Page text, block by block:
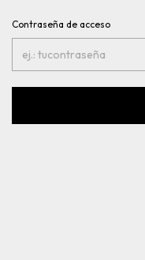
Contraseña de acceso